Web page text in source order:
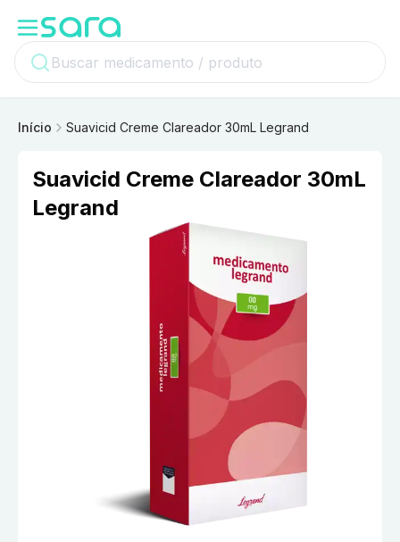
Início Suavicid Creme Clareador 30mL Legrand
Suavicid Creme Clareador 30mL
Legrand